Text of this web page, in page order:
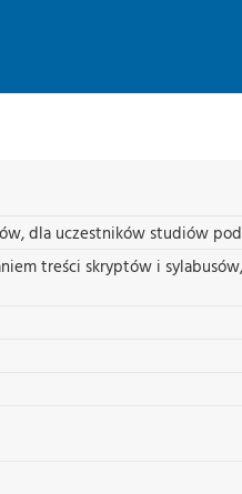
dla uczestników studiów
treści skryptów i